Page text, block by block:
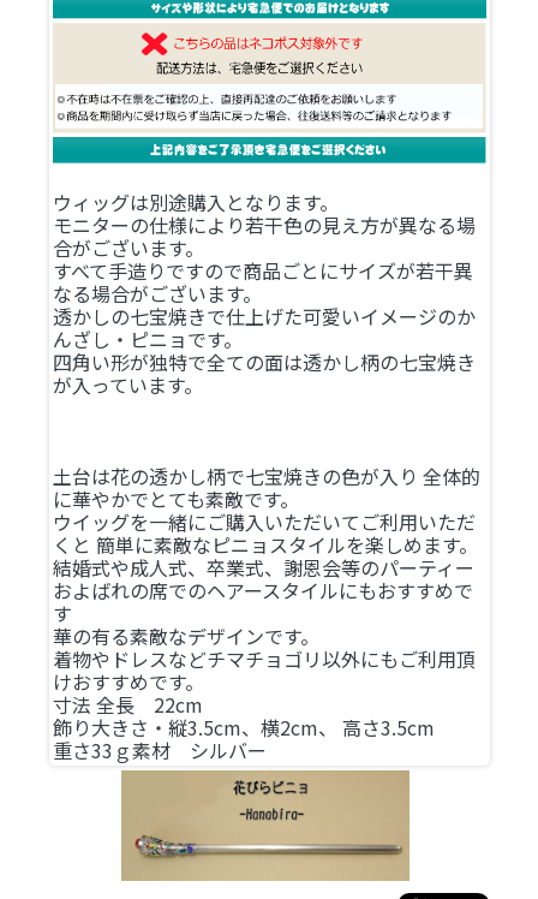
ウィッグは別途購入となります。
モニターの仕様により若干色の見え方が異なる場
合がございます。
すべて手造りですので商品ごとにサイズが若干異
なる場合がございます。
透かしの七宝焼きで仕上げた可愛いイメージのか
んざし・ピニョです。
四角い形が独特で全ての面は透かし柄の七宝焼き
が入っています。
土台は花の透かし柄で七宝焼きの色が入り 全体的
に華やかでとても素敵です。
ウイッグを一緒にご購入いただいてご利用いただ
くと 簡単に素敵なピニョスタイルを楽しめます。
結婚式や成人式、卒業式、謝恩会等のパーティー
およばれの席でのヘアースタイルにもおすすめで
す
華の有る素敵なデザインです。
着物やドレスなどチマチョゴリ以外にもご利用頂
けおすすめです。
寸法 全長 22cm
飾り大きさ・縦3.5cm、横2cm、 高さ3.5cm
重さ33ｇ素材 シルバー